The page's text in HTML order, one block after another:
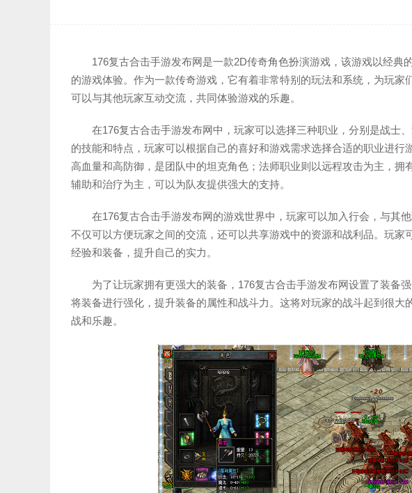
176复古合击手游发布网是一款2D传奇角色扮演游戏，该游戏以经典
的游戏体验。作为一款传奇游戏，它有着非常特别的玩法和系统，为玩家
可以与其他玩家互动交流，共同体验游戏的乐趣。
在176复古合击手游发布网中，玩家可以选择三种职业，分别是战士
的技能和特点，玩家可以根据自己的喜好和游戏需求选择合适的职业进行
高血量和高防御，是团队中的坦克角色；法师职业则以远程攻击为主，拥
辅助和治疗为主，可以为队友提供强大的支持。
在176复古合击手游发布网的游戏世界中，玩家可以加入行会，与其
不仅可以方便玩家之间的交流，还可以共享游戏中的资源和战利品。玩家
经验和装备，提升自己的实力。
为了让玩家拥有更强大的装备，176复古合击手游发布网设置了装备
将装备进行强化，提升装备的属性和战斗力。这将对玩家的战斗起到很大
战和乐趣。